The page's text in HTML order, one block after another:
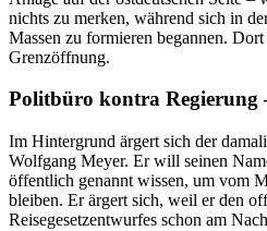
nichts zu merken, während sich in
Massen zu formieren begannen.
Grenzöffnung.
Politbüro kontra Regierung
Im Hintergrund ärgert sich der
Wolfgang Meyer. Er will seinen
öffentlich genannt wissen, um vom
bleiben. Er ärgert sich, weil er den
Reisegesetzentwurfes schon am